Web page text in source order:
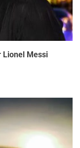
Lionel Messi